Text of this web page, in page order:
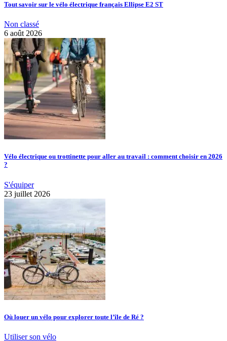
Tout savoir sur le vélo électrique français Ellipse E2 ST
Non classé
6 août 2026
Vélo électrique ou trottinette pour aller au travail : comment choisir en 2026
?
S'équiper
23 juillet 2026
Où louer un vélo pour explorer toute l’île de Ré ?
Utiliser son vélo